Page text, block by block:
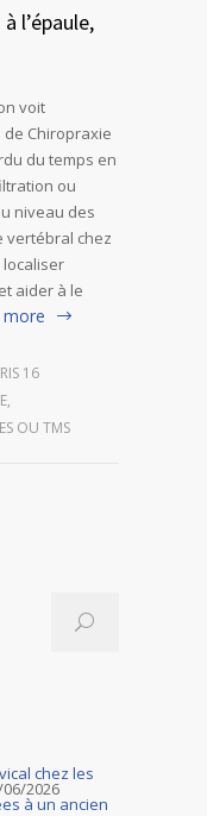
l’épaule,
voit
Chiropraxie
du temps en
ou
niveau des
vertébral chez
aider à le
more
16
,
OU TMS
chez les
06/2026
à un ancien